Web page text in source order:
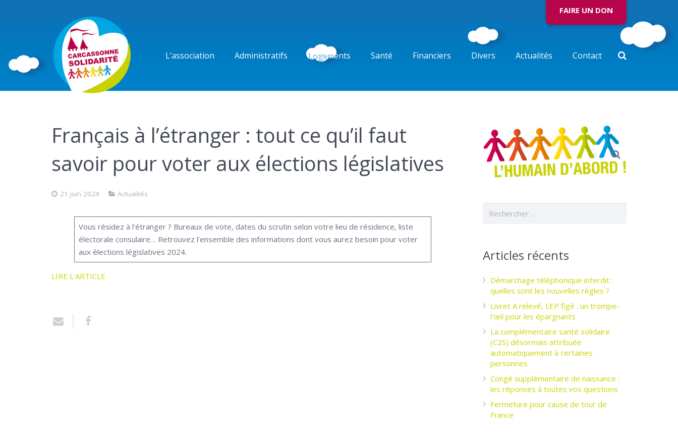
FAIRE UN DON
L’association Administratifs Logements Santé Financiers Divers Actualités Contact
Français à l’étranger : tout ce qu’il faut
savoir pour voter aux élections législatives
21 juin 2024 Actualités
Vous résidez à l’étranger ? Bureaux de vote, dates du scrutin selon votre lieu de résidence, liste
électorale consulaire… Retrouvez l’ensemble des informations dont vous aurez besoin pour voter
aux élections législatives 2024.
LIRE L’ARTICLE
Articles récents
Démarchage téléphonique interdit :
quelles sont les nouvelles règles ?
Livret A relevé, LEP figé : un trompe-
l’œil pour les épargnants ­
La complémentaire santé solidaire
(C2S) désormais attribuée
automatiquement à certaines
personnes
Congé supplémentaire de naissance :
les réponses à toutes vos questions
Fermeture pour cause de tour de
France